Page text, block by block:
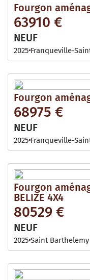
Fourgon
63910 €
NEUF
2025 Franqueville-
Fourgon
68975 €
NEUF
2025 Franqueville-
Fourgon
BELIZE 4X4
80529 €
NEUF
2025 Saint